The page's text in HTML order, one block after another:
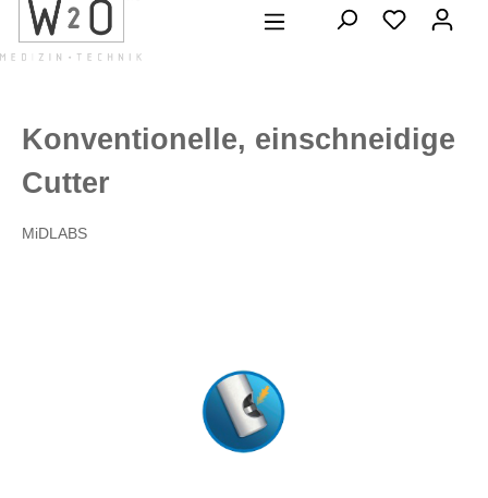
springen
Konventionelle, einschneidige
Cutter
MiDLABS